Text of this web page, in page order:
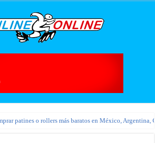
patines o rollers más baratos en México, Argentina,